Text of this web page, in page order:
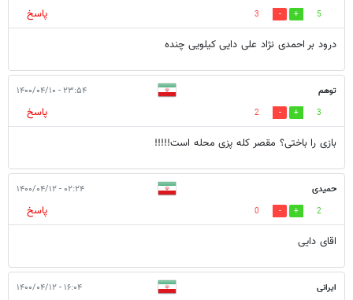
5
3
پاسخ
درود بر احمدی نژاد علی دایی کیلویی چنده
توهم ۲۳:۵۴ - ۱۴۰۰/۰۴/۱۰
3
2
پاسخ
بازی را باختی؟ مقصر کله پزی محله است!!!!!
حمیدی ۰۲:۲۴ - ۱۴۰۰/۰۴/۱۲
2
0
پاسخ
اقای دایی
ایرانی ۱۶:۰۴ - ۱۴۰۰/۰۴/۱۲